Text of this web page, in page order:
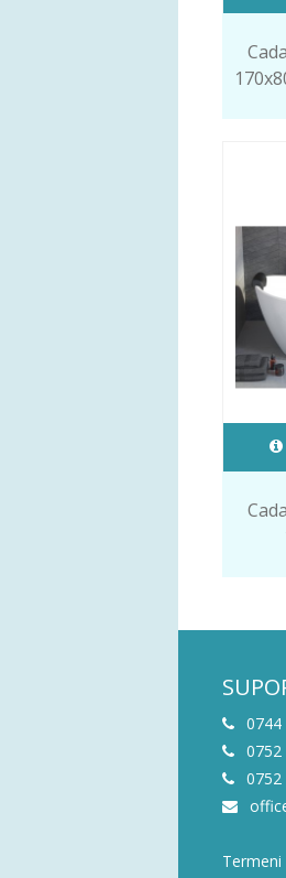
0744
0752
0752
Termeni